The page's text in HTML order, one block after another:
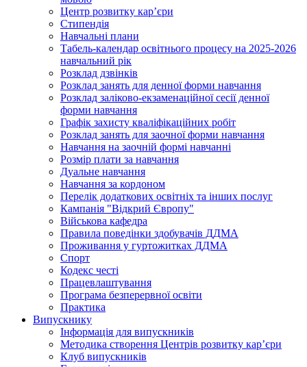
Центр розвитку кар’єри
Стипендія
Навчальні плани
Табель-календар освітнього процесу на 2025-2026
навчальний рік
Розклад дзвінків
Розклад занять для денної форми навчання
Розклад заліково-екзаменаційної сесії денної
форми навчання
Графік захисту кваліфікаційних робіт
Розклад занять для заочної форми навчання
Навчання на заочній формі навчанні
Розмір плати за навчання
Дуальне навчання
Навчання за кордоном
Перелік додаткових освітніх та інших послуг
Кампанія "Відкрий Європу"
Військова кафедра
Правила поведінки здобувачів ДДМА
Проживання у гуртожитках ДДМА
Спорт
Кодекс честі
Працевлаштування
Програма безперервної освіти
Практика
Випускнику
Інформація для випускників
Методика створення Центрів розвитку кар’єри
Клуб випускників